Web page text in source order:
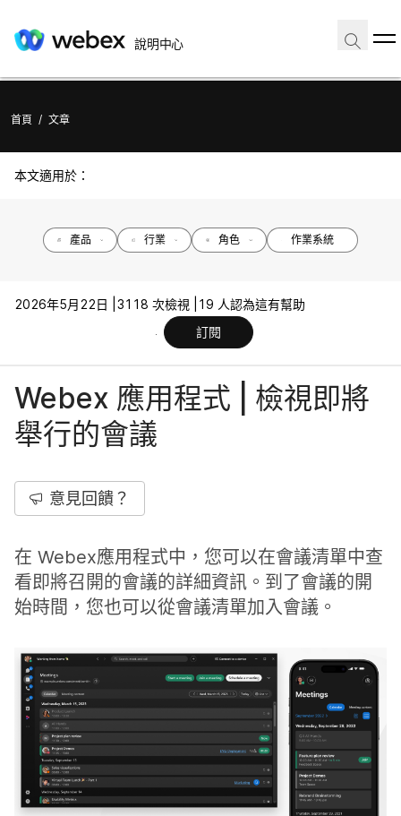
說明中心
首頁 / 文章
本文適用於：
產品 行業 角色 作業系統
2026年5月22日 | 3118 次檢視 |
19 人認為這有幫助
訂閱
Webex 應用程式 | 檢視即將
舉行的會議
意見回饋？
在 Webex應用程式中，您可以在會議清單中查
看即將召開的會議的詳細資訊。到了會議的開
始時間，您也可以從會議清單加入會議。